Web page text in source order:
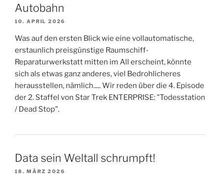
Autobahn
10. APRIL 2026
Was auf den ersten Blick wie eine vollautomatische,
erstaunlich preisgünstige Raumschiff-
Reparaturwerkstatt mitten im All erscheint, könnte
sich als etwas ganz anderes, viel Bedrohlicheres
herausstellen, nämlich..... Wir reden über die 4. Episode
der 2. Staffel von Star Trek ENTERPRISE: "Todesstation
/ Dead Stop".
Data sein Weltall schrumpft!
18. MÄRZ 2026